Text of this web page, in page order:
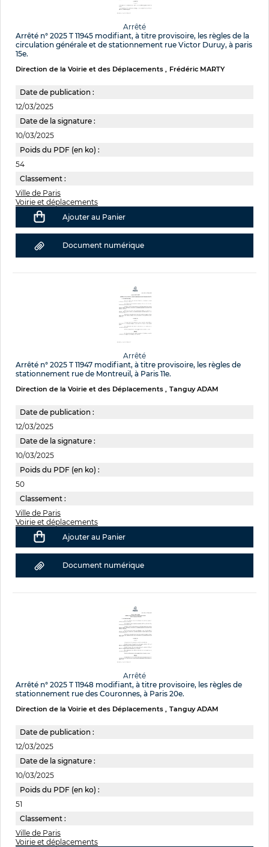
Arrêté
Arrêté n° 2025 T 11945 modifiant, à titre provisoire, les règles de la
circulation générale et de stationnement rue Victor Duruy, à paris
15e.
Direction de la Voirie et des Déplacements Frédéric MARTY
Date de publication :
12/03/2025
Date de la signature :
10/03/2025
Poids du PDF (en ko) :
54
Classement :
Ville de Paris
Voirie et déplacements
Ajouter au Panier
Document numérique
Arrêté
Arrêté n° 2025 T 11947 modifiant, à titre provisoire, les règles de
stationnement rue de Montreuil, à Paris 11e.
Direction de la Voirie et des Déplacements Tanguy ADAM
Date de publication :
12/03/2025
Date de la signature :
10/03/2025
Poids du PDF (en ko) :
50
Classement :
Ville de Paris
Voirie et déplacements
Ajouter au Panier
Document numérique
Arrêté
Arrêté n° 2025 T 11948 modifiant, à titre provisoire, les règles de
stationnement rue des Couronnes, à Paris 20e.
Direction de la Voirie et des Déplacements Tanguy ADAM
Date de publication :
12/03/2025
Date de la signature :
10/03/2025
Poids du PDF (en ko) :
51
Classement :
Ville de Paris
Voirie et déplacements